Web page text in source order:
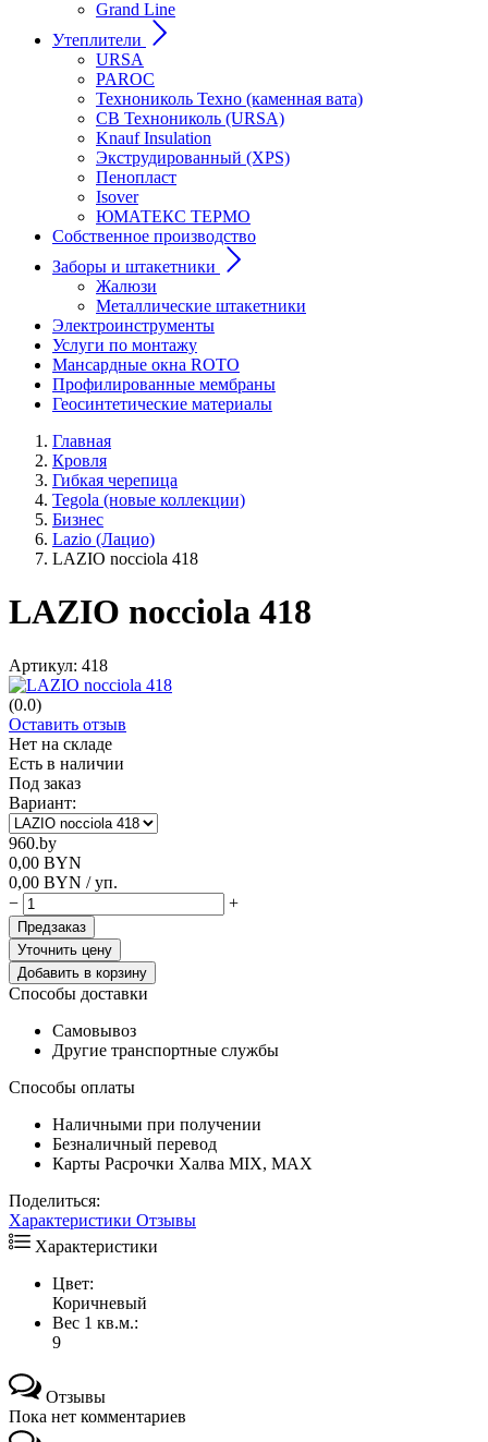
Grand Line
Утеплители
URSA
PAROC
Технониколь Техно (каменная вата)
СВ Технониколь (URSA)
Knauf Insulation
Экструдированный (XPS)
Пенопласт
Isover
ЮМАТЕКС ТЕРМО
Собственное производство
Заборы и штакетники
Жалюзи
Металлические штакетники
Электроинструменты
Услуги по монтажу
Мансардные окна ROTO
Профилированные мембраны
Геосинтетические материалы
Главная
Кровля
Гибкая черепица
Tegola (новые коллекции)
Бизнес
Lazio (Лацио)
LAZIO nocciola 418
LAZIO nocciola 418
Артикул: 418
(0.0)
Оставить отзыв
Нет на складе
Есть в наличии
Под заказ
Вариант:
960.by
0,00 BYN
0,00 BYN / уп.
−
+
Предзаказ
Уточнить цену
Добавить в корзину
Способы доставки
Самовывоз
Другие транспортные службы
Способы оплаты
Наличными при получении
Безналичный перевод
Карты Расрочки Халва MIX, MAX
Поделиться:
Характеристики Отзывы
Характеристики
Цвет:
Коричневый
Вес 1 кв.м.:
9
Отзывы
Пока нет комментариев